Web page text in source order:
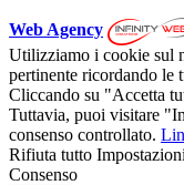
Web Agency
Utilizziamo i cookie sul
pertinente ricordando le
Cliccando su "Accetta
Tuttavia, puoi visitare
consenso controllato.
Rifiuta tutto Impostazioni
Consenso